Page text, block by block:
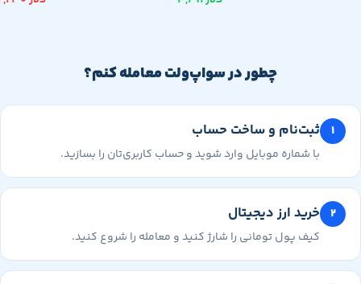
چطور در سواپ‌ولت معامله کنم؟
ثبت‌نام و ساخت حساب
با شماره موبایل وارد شوید و حساب کاربری‌تان را بسازید.
خرید ارز دیجیتال
کیف پول تومانی را شارژ کنید و معامله را شروع کنید.